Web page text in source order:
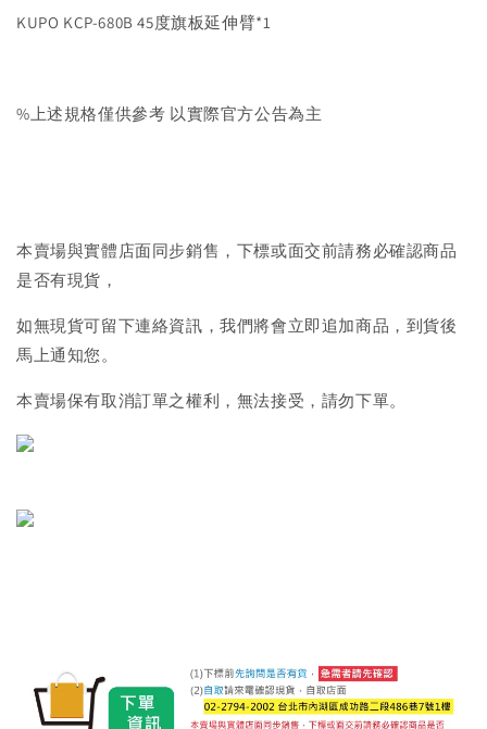
KUPO KCP-680B 45度旗板延伸臂*1
%上述規格僅供參考 以實際官方公告為主
本賣場與實體店面同步銷售，下標或面交前請務必確認商品
是否有現貨，
如無現貨可留下連絡資訊，我們將會立即追加商品，到貨後
馬上通知您。
本賣場保有取消訂單之權利，無法接受，請勿下單。